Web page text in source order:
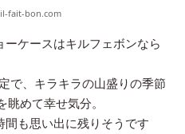
fait-bon.com
ケースはキルフェボンなら
で、キラキラの山盛りの季節
めて幸せ気分。
も思い出に残りそうです